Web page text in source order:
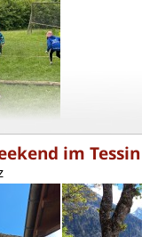
im Tessin